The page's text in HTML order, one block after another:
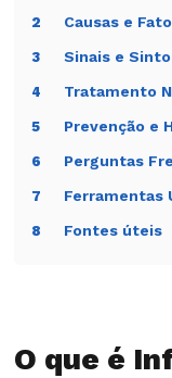
2 Causas e
3 Sinais e
4 Tratamento
5 Prevenção e
6 Perguntas
7 Ferramentas
8 Fontes úteis
O que é